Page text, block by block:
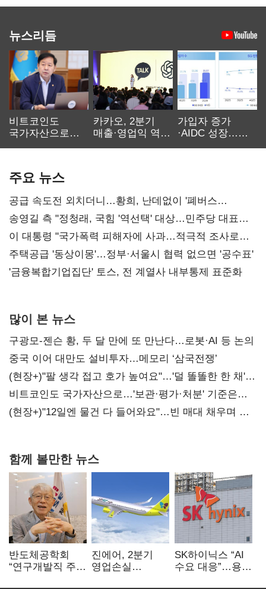
뉴스리듬
비트코인도
국가자산으로…'
카카오, 2분기
매출·영업익 역대
가입자 증가
·AIDC 성장…
주요 뉴스
공급 속도전 외치더니…황희, 난데없이 '폐버스
리모델링' 제안
송영길 측 "정청래, 국힘 '역선택' 대상…민주당 대표로
총선 지휘 못해"
이 대통령 "국가폭력 피해자에 사과…적극적 조사로
진실 밝혀야"
주택공급 '동상이몽'…정부·서울시 협력 없으면 '공수표'
'금융복합기업집단' 토스, 전 계열사 내부통제 표준화
많이 본 뉴스
구광모-젠슨 황, 두 달 만에 또 만난다…로봇·AI 등 논의
중국 이어 대만도 설비투자…메모리 ‘삼국전쟁’
(현장+)"팔 생각 접고 호가 높여요"…'덜 똘똘한 한 채'
20억 키맞추기
비트코인도 국가자산으로…'보관·평가·처분' 기준은
숙제
(현장+)"12일엔 물건 다 들어와요"…빈 매대 채우며 문
함께 볼만한 뉴스
반도체공학회
“연구개발직 주
진에어, 2분기
영업손실
SK하이닉스 “AI
수요 대응”…용인